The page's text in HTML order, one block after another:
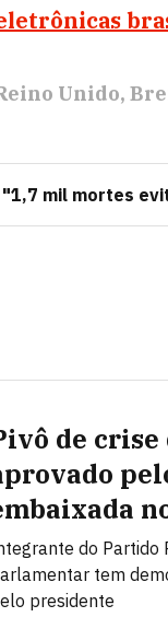
Unido
mil mortes
de
do Partido
tem
presidente